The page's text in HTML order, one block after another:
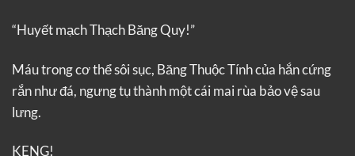
“Huyết mạch Thạch Băng Quy!”
Máu trong cơ thể sôi sục, Băng Thuộc Tính của hắn cứng
rắn như đá, ngưng tụ thành một cái mai rùa bảo vệ sau
lưng.
KENG!